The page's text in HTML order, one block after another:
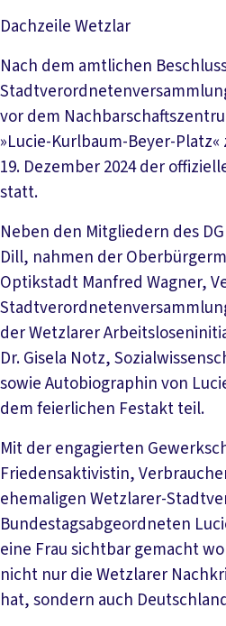
DachzeileWetzlar
Nach dem amtlichen
vor dem
»Lucie-Kurlbaum-Beyer-
19. Dezember 2024 der
statt.
Neben den Mitgliedern des
Dill, nahmen der
Optikstadt Manfred Wagner,
der Wetzlarer
Dr. Gisela Notz,
sowie Autobiographin von
dem feierlichen Festakt teil.
Mit der engagierten
Friedensaktivistin,
ehemaligen Wetzlarer-
Bundestagsabgeordneten
eine Frau sichtbar gemacht
nicht nur die Wetzlarer
hat, sondern auch